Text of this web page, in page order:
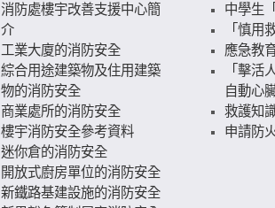
消防處樓宇改善支援中心簡
介
工業大廈的消防安全
綜合用途建築物及住用建築
物的消防安全
商業處所的消防安全
樓宇消防安全參考資料
迷你倉的消防安全
開放式廚房單位的消防安全
新鐵路基建設施的消防安全
中學生
「慎用
應急教
「擊活
自動心
救護知
申請防